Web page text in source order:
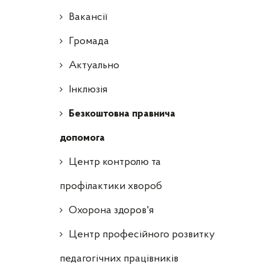
Ваканcії
Громада
Актуально
Інклюзія
Безкоштовна правнича
допомога
Центр контролю та
профілактики хвороб
Охорона здоров'я
Центр професійного розвитку
педагогічних працівників